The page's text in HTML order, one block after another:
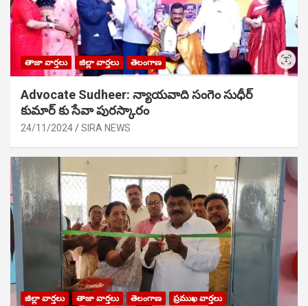
తాజా వార్తలు జిల్లా వార్తలు తెలంగాణ
Advocate Sudheer: న్యాయవాది సంగెం సుధీర్
కుమార్ కు సేవా పురస్కారం
24/11/2024 SIRA NEWS
జిల్లా వార్తలు తాజా వార్తలు తెలంగాణ
ప్రముఖ వార్తలు